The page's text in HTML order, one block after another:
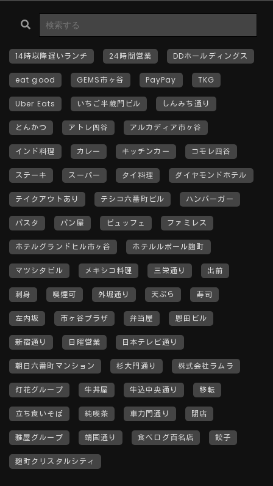
14時以降遅いランチ 24時間営業 DDホールディングス
eat good GEMS市ヶ谷 PayPay TKG
Uber Eats いちご半蔵門ビル しんみち通り
とんかつ アトレ四谷 アルカディア市ヶ谷
インド料理 カレー キッチンカー コモレ四谷
ステーキ スーパー タイ料理 ダイヤモンドホテル
テイクアウトあり テシコ六番町ビル ハンバーガー
パスタ パン屋 ビュッフェ ファミレス
ホテルグランドヒル市ヶ谷 ホテルルポール麹町
マツシタビル メキシコ料理 三栄通り 出前
刺身 喫煙可 外堀通り 天ぷら 寿司
左内坂 市ヶ谷プラザ 弁当屋 恩田ビル
新宿通り 日曜営業 日本テレビ通り
朝日六番町マンション 杉大門通り 株式会社ラムラ
灯花グループ 牛丼屋 牛込中央通り 移転
立ち食いそば 純喫茶 車力門通り 閉店
雅屋グループ 靖国通り 食べログ百名店 餃子
麹町クリスタルシティ